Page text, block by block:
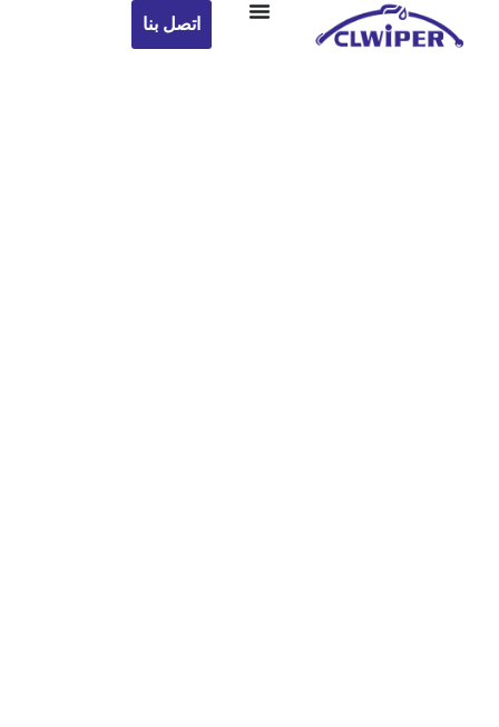
اتصل بنا